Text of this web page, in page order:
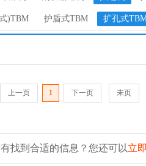
)TBM 护盾式TBM 扩孔式
上一页 1 下一页 未页
找到合适的信息？您还可以立